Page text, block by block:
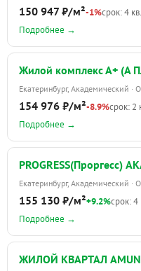
150 947 ₽/м²-1%срок: 4
Подробнее →
Жилой комплекс А+ (А
Екатеринбург, Академический
154 976 ₽/м²-8.9%срок: 2
Подробнее →
PROGRESS(Проргесс)
Екатеринбург, Академический
155 130 ₽/м²+9.2%срок: 4
Подробнее →
ЖИЛОЙ КВАРТАЛ